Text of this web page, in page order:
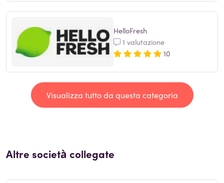
HelloFresh
1 valutazione
10
Visualizza tutto da questa categoria
Altre società collegate